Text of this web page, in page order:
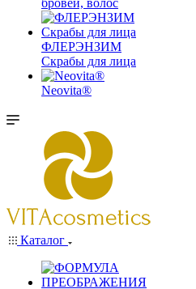
бровей, волос
ФЛЕРЭНЗИМ
Скрабы для лица
Neovita®
Каталог